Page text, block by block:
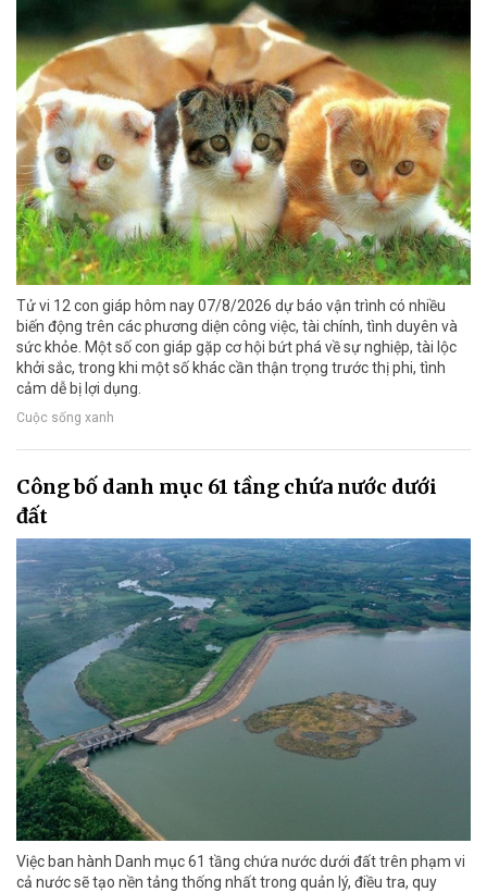
Tử vi 12 con giáp hôm nay 07/8/2026 dự báo vận trình có nhiều
biến động trên các phương diện công việc, tài chính, tình duyên và
sức khỏe. Một số con giáp gặp cơ hội bứt phá về sự nghiệp, tài lộc
khởi sắc, trong khi một số khác cần thận trọng trước thị phi, tình
cảm dễ bị lợi dụng.
Cuộc sống xanh
Công bố danh mục 61 tầng chứa nước dưới
đất
Việc ban hành Danh mục 61 tầng chứa nước dưới đất trên phạm vi
cả nước sẽ tạo nền tảng thống nhất trong quản lý, điều tra, quy